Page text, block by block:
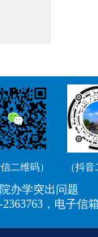
信二维码） （抖音
办学突出问题
，电子信